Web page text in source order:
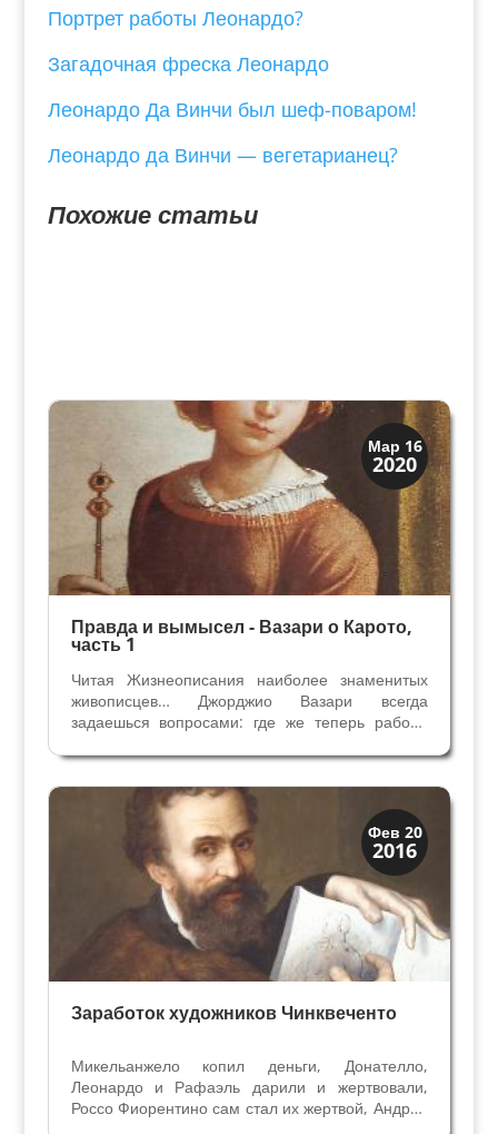
Портрет работы Леонардо?
Загадочная фреска Леонардо
Леонардо Да Винчи был шеф-поваром!
Леонардо да Винчи — вегетарианец?
Похожие статьи
Мар 16
2020
Искусство
Художники
Правда и вымысел - Вазари о Карото,
часть 1
Читая Жизнеописания наиболее знаменитых
живописцев… Джорджио Вазари всегда
задаешься вопросами: где же теперь работы
середине 16 века? Что сохранилось до наших
дней? Всегда ли точны его сведения?
Попробуем прочитать статью Вазари...
Фев 20
2016
Искусство
Художники
Заработок художников Чинквеченто
Микельанжело копил деньги, Донателло,
Леонардо и Рафаэль дарили и жертвовали,
Россо Фиорентино сам стал их жертвой, Андреа